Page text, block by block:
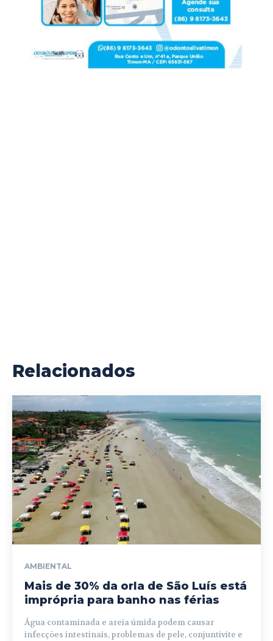
Relacionados
AMBIENTAL
Mais de 30% da orla de São Luís está
imprópria para banho nas férias
Água contaminada e areia úmida podem causar
infecções intestinais, problemas de pele, conjuntivite e